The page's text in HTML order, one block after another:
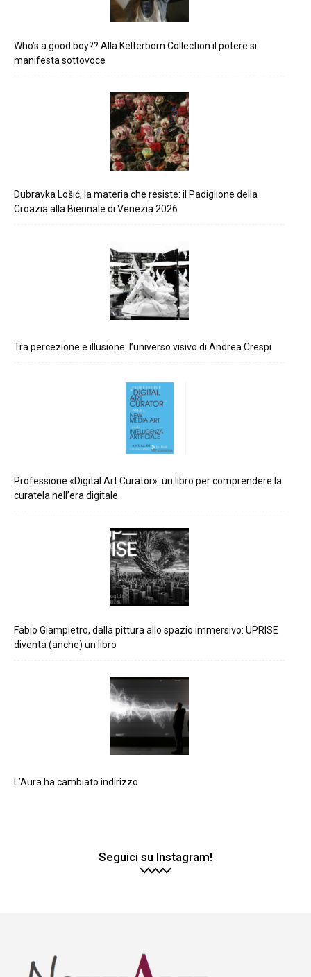
Who’s a good boy?? Alla Kelterborn Collection il potere si
manifesta sottovoce
Dubravka Lošić, la materia che resiste: il Padiglione della
Croazia alla Biennale di Venezia 2026
Tra percezione e illusione: l’universo visivo di Andrea Crespi
Professione «Digital Art Curator»: un libro per comprendere la
curatela nell’era digitale
Fabio Giampietro, dalla pittura allo spazio immersivo: UPRISE
diventa (anche) un libro
L’Aura ha cambiato indirizzo
Seguici su Instagram!